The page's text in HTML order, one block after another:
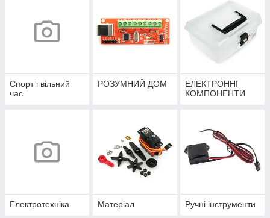
Спорт і вільний
час
РОЗУМНИЙ ДОМ
ЕЛЕКТРОННІ
КОМПОНЕНТИ
Електротехніка Матеріал Ручні інструменти